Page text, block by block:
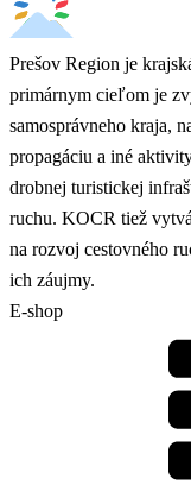
Prešov Region je
primárnym cieľom je
samosprávneho kraja,
propagáciu a iné
drobnej turistickej
ruchu. KOCR tiež
na rozvoj cestovného
ich záujmy.
E-shop